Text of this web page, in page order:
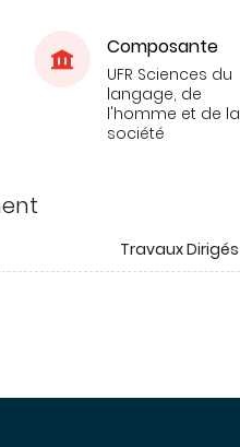
Composante
UFR Sciences du
langage, de
l'homme et de la
société
Travaux Dirigés